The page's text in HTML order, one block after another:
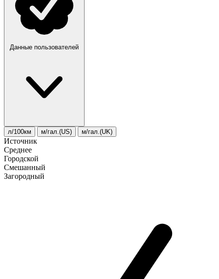
Данные пользователей
л/100км м/гал.(US) м/гал.(UK)
Источник
Среднее
Городской
Смешанный
Загородный